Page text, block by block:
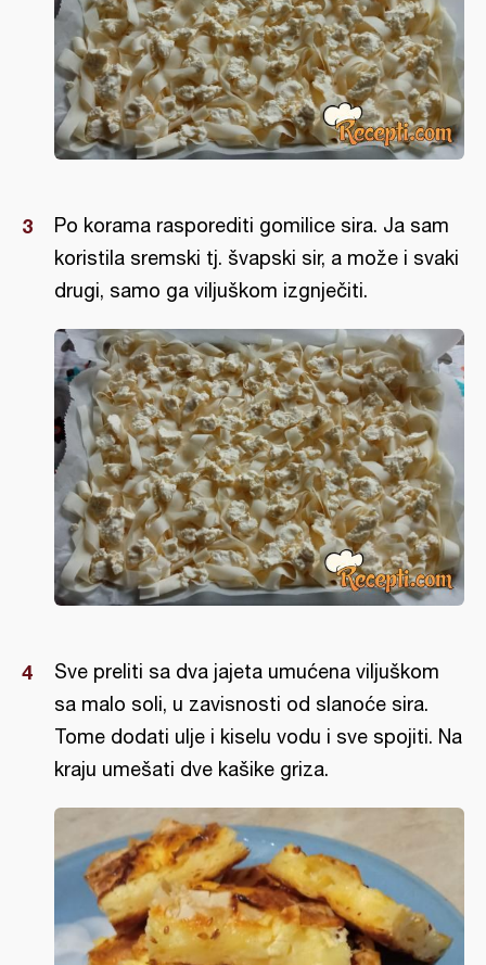
Po korama rasporediti gomilice sira. Ja sam
koristila sremski tj. švapski sir, a može i svaki
drugi, samo ga viljuškom izgnječiti.
Sve preliti sa dva jajeta umućena viljuškom
sa malo soli, u zavisnosti od slanoće sira.
Tome dodati ulje i kiselu vodu i sve spojiti. Na
kraju umešati dve kašike griza.